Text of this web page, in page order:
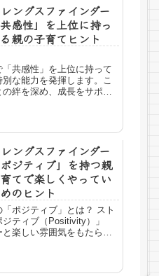
ングスファインダー
感性」を上位に持っ
親の子育てヒント
共感性」を上位に持って
な能力を発揮します。こ
絆を深め、成長をサポー
...
ングスファインダー
ジティブ」を持つ親
てで楽しくやってい
のヒント
ジティブ」とは？ スト
ティブ（Positivity）」
楽しい雰囲気をもたらす